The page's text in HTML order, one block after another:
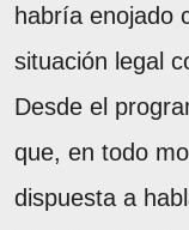
habría enojado
situación legal
Desde el
que, en todo
dispuesta a